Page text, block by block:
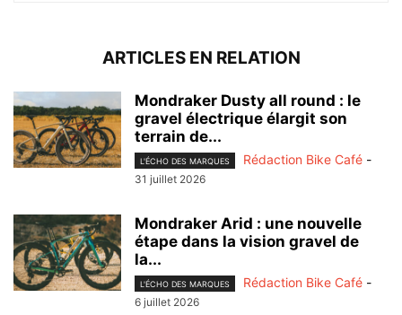
ARTICLES EN RELATION
Mondraker Dusty all round : le
gravel électrique élargit son
terrain de...
L'ÉCHO DES MARQUES Rédaction Bike Café -
31 juillet 2026
Mondraker Arid : une nouvelle
étape dans la vision gravel de
la...
L'ÉCHO DES MARQUES Rédaction Bike Café -
6 juillet 2026